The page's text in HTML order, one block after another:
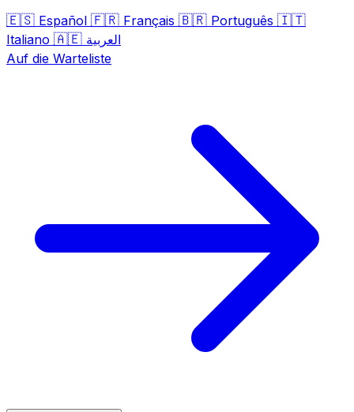
🇪🇸 Español 🇫🇷 Français 🇧🇷 Português 🇮🇹
Italiano 🇦🇪 العربية
Auf die Warteliste